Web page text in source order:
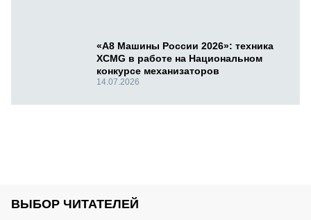
«А8 Машины России 2026»: техника
XCMG в работе на Национальном
конкурсе механизаторов
14.07.2026
ВЫБОР ЧИТАТЕЛЕЙ